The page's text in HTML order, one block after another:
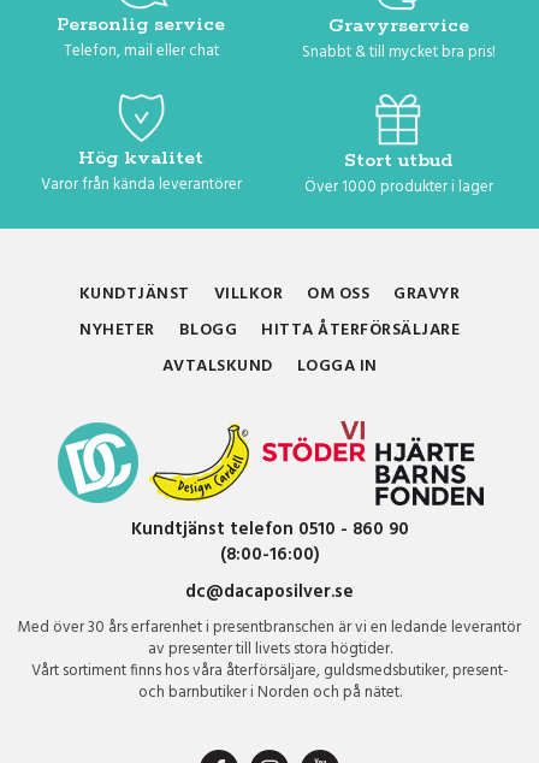
Personlig service
Telefon, mail eller chat
Gravyrservice
Snabbt & till mycket bra pris!
Hög kvalitet
Varor från kända leverantörer
Stort utbud
Över 1000 produkter i lager
KUNDTJÄNST VILLKOR OM OSS
GRAVYR
NYHETER
BLOGG
HITTA ÅTERFÖRSÄLJARE
AVTALSKUND
LOGGA IN
Kundtjänst telefon 0510 - 860 90
(8:00-16:00)
dc@dacaposilver.se
Med över 30 års erfarenhet i presentbranschen är vi en ledande leverantör
av presenter till livets stora högtider.
Vårt sortiment finns hos våra återförsäljare, guldsmedsbutiker, present-
och barnbutiker i Norden och på nätet.